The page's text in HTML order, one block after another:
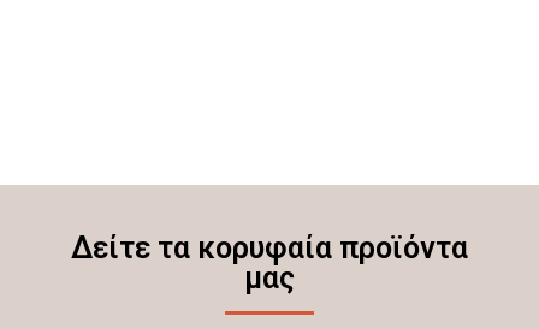
Δείτε τα κορυφαία προϊόντα
μας